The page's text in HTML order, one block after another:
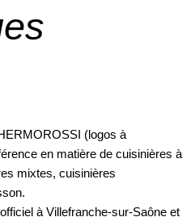
(logos à
en matière de cuisinières à
mixtes, cuisinières
à Villefranche-sur-Saône et